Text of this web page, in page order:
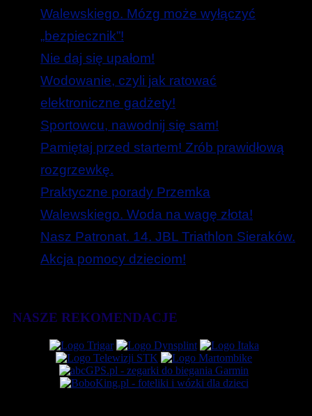
Walewskiego. Mózg może wyłączyć
„bezpiecznik”!
Nie daj się upałom!
Wodowanie, czyli jak ratować
elektroniczne gadżety!
Sportowcu, nawodnij się sam!
Pamiętaj przed startem! Zrób prawidłową
rozgrzewkę.
Praktyczne porady Przemka
Walewskiego. Woda na wagę złota!
Nasz Patronat. 14. JBL Triathlon Sieraków.
Akcja pomocy dzieciom!
NASZE REKOMENDACJE